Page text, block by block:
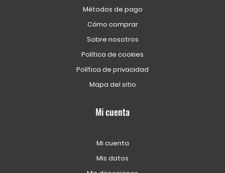
Métodos de pago
Cómo comprar
Sobre nosotros
Política de cookies
Política de privacidad
Mapa del sitio
Mi cuenta
Mi cuenta
Mis datos